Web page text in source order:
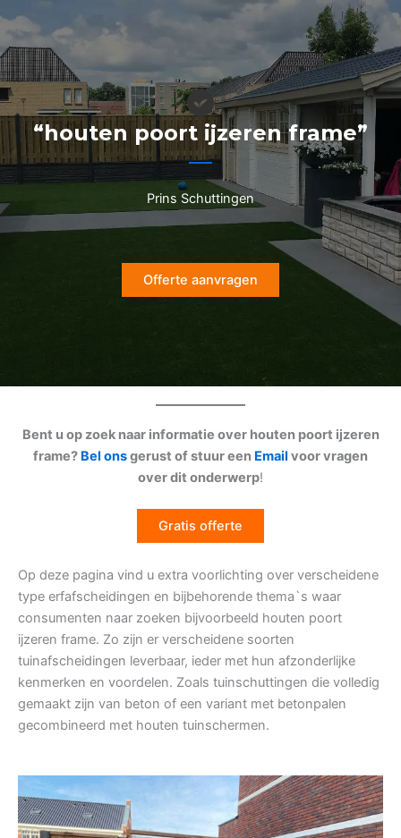
naar
de
inhoud
“houten poort ijzeren frame”
Prins Schuttingen
Offerte aanvragen
Bent u op zoek naar informatie over houten poort ijzeren
frame? Bel onsgerust of stuur een Email voor vragen
over dit onderwerp!
Gratis offerte
Op deze pagina vind u extra voorlichting over verscheidene
type erfafscheidingen en bijbehorende thema`s waar
consumenten naar zoeken bijvoorbeeld houten poort
ijzeren frame. Zo zijn er verscheidene soorten
tuinafscheidingen leverbaar, ieder met hun afzonderlijke
kenmerken en voordelen. Zoals tuinschuttingen die volledig
gemaakt zijn van beton of een variant met betonpalen
gecombineerd met houten tuinschermen.